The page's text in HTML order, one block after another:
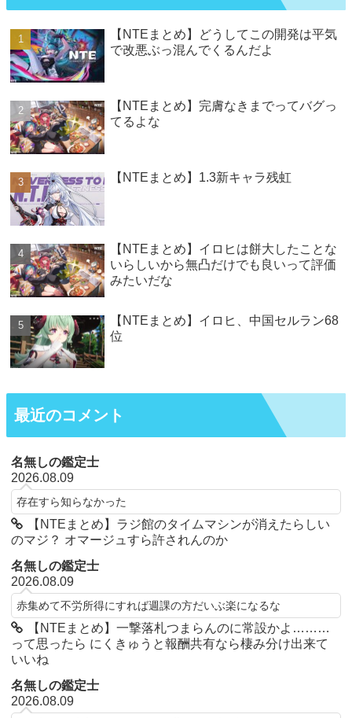
【NTEまとめ】どうしてこの開発は平気
で改悪ぶっ混んでくるんだよ
【NTEまとめ】完膚なきまでってバグっ
てるよな
【NTEまとめ】1.3新キャラ残虹
【NTEまとめ】イロヒは餅大したことな
いらしいから無凸だけでも良いって評価
みたいだな
【NTEまとめ】イロヒ、中国セルラン68
位
最近のコメント
名無しの鑑定士
2026.08.09
存在すら知らなかった
【NTEまとめ】ラジ館のタイムマシンが消えたらしい
のマジ？ オマージュすら許されんのか
名無しの鑑定士
2026.08.09
赤集めて不労所得にすれば週課の方だいぶ楽になるな
【NTEまとめ】一撃落札つまらんのに常設かよ………
って思ったら にくきゅうと報酬共有なら棲み分け出来て
いいね
名無しの鑑定士
2026.08.09